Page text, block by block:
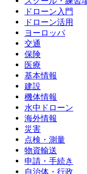
ドローン入門
ドローン活用
ヨーロッパ
交通
保険
医療
基本情報
建設
機体情報
水中ドローン
海外情報
災害
点検・測量
物資輸送
申請・手続き
自治体・行政